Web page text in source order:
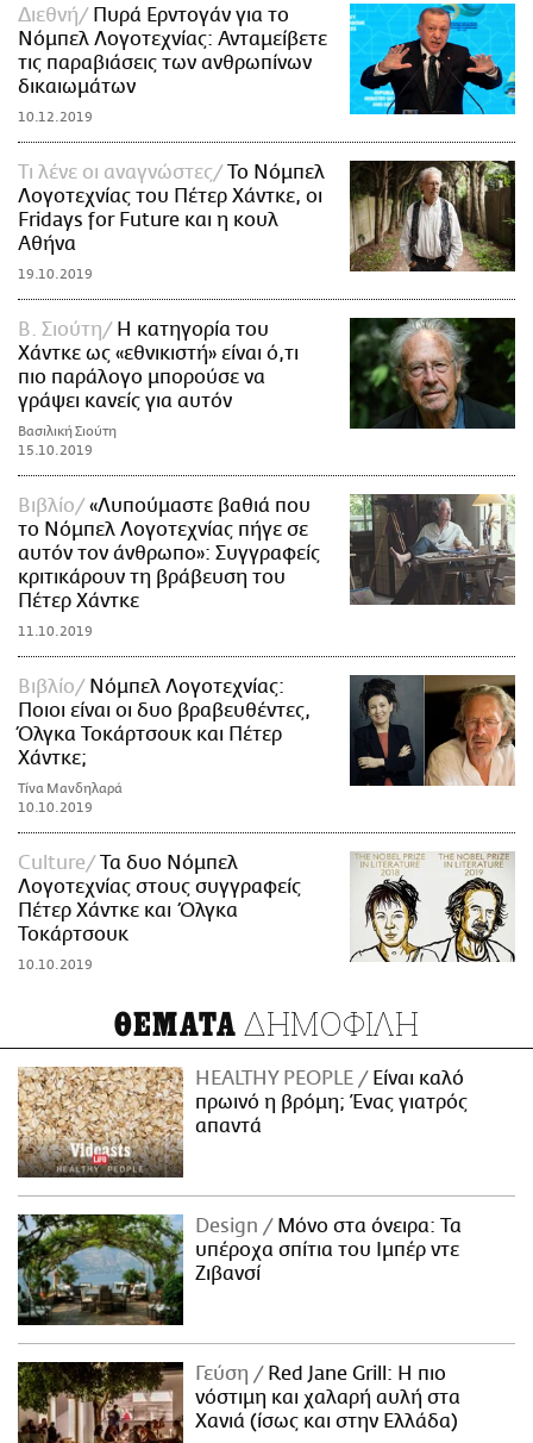
Διεθνή
Πυρά Ερντογάν για το
Νόμπελ Λογοτεχνίας: Ανταμείβετε
τις παραβιάσεις των ανθρωπίνων
δικαιωμάτων
10.12.2019
Τι λένε οι αναγνώστες
Το Νόμπελ
Λογοτεχνίας του Πέτερ Χάντκε, οι
Fridays for Future και η κουλ
Αθήνα
19.10.2019
B. Σιούτη
Η κατηγορία του
Χάντκε ως «εθνικιστή» είναι ό,τι
πιο παράλογο μπορούσε να
γράψει κανείς για αυτόν
Βασιλική Σιούτη
15.10.2019
Βιβλίο
«Λυπούμαστε βαθιά που
το Νόμπελ Λογοτεχνίας πήγε σε
αυτόν τον άνθρωπο»: Συγγραφείς
κριτικάρουν τη βράβευση του
Πέτερ Χάντκε
11.10.2019
Βιβλίο
Νόμπελ Λογοτεχνίας:
Ποιοι είναι οι δυο βραβευθέντες,
Όλγκα Τοκάρτσουκ και Πέτερ
Χάντκε;
Τίνα Μανδηλαρά
10.10.2019
Culture
Τα δυο Νόμπελ
Λογοτεχνίας στους συγγραφείς
Πέτερ Χάντκε και Όλγκα
Τοκάρτσουκ
10.10.2019
ΘΕΜΑΤΑ ΔΗΜΟΦΙΛΗ
HEALTHY PEOPLE
Είναι καλό
πρωινό η βρόμη; Ένας γιατρός
απαντά
Design
Μόνο στα όνειρα: Τα
υπέροχα σπίτια του Ιμπέρ ντε
Ζιβανσί
Γεύση
Red Jane Grill: Η πιο
νόστιμη και χαλαρή αυλή στα
Χανιά (ίσως και στην Ελλάδα)